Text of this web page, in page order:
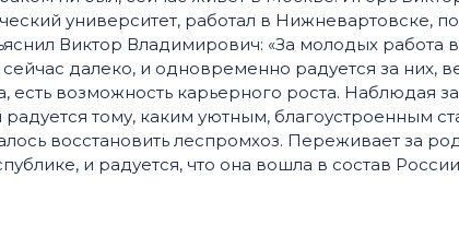
университет, работал в Нижневартовске,
Виктор Владимирович: «За молодых работа
сейчас далеко, и одновременно радуется за них,
возможность карьерного роста. Наблюдая
тому, каким уютным, благоустроенным
восстановить леспромхоз. Переживает за
и радуется, что она вошла в состав